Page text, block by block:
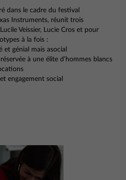
dans le cadre du festival
Instruments, réunit trois
Veissier, Lucie Cros et pour
à la fois :
génial mais asocial
à une élite d’hommes blancs
engagement social